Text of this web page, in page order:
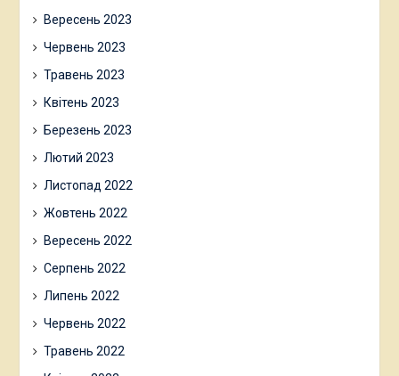
Вересень 2023
Червень 2023
Травень 2023
Квітень 2023
Березень 2023
Лютий 2023
Листопад 2022
Жовтень 2022
Вересень 2022
Серпень 2022
Липень 2022
Червень 2022
Травень 2022